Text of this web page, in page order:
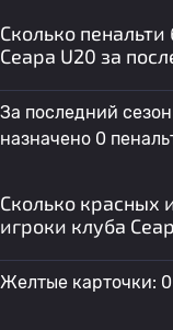
Сколько
Сеара U20 за
За последний
назначено 0
Сколько красных
игроки клуба
Желтые карточки: 0